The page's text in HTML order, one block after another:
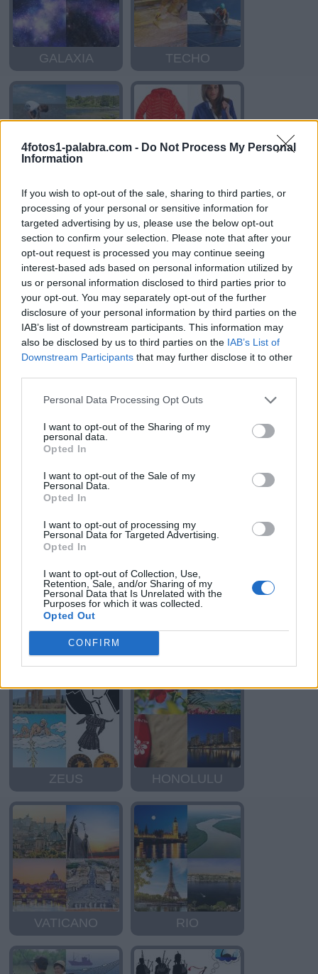
4fotos1-palabra.com - Do Not Process My Personal
Information
If you wish to opt-out of the sale, sharing to third parties, or
processing of your personal or sensitive information for
targeted advertising by us, please use the below opt-out
section to confirm your selection. Please note that after your
opt-out request is processed you may continue seeing
interest-based ads based on personal information utilized by
us or personal information disclosed to third parties prior to
your opt-out. You may separately opt-out of the further
disclosure of your personal information by third parties on the
IAB’s list of downstream participants. This information may
also be disclosed by us to third parties on the IAB’s List of
Downstream Participants that may further disclose it to other
Personal Data Processing Opt Outs
I want to opt-out of the Sharing of my
personal data.
Opted In
I want to opt-out of the Sale of my
Personal Data.
Opted In
I want to opt-out of processing my
Personal Data for Targeted Advertising.
Opted In
I want to opt-out of Collection, Use,
Retention, Sale, and/or Sharing of my
Personal Data that Is Unrelated with the
Purposes for which it was collected.
Opted Out
CONFIRM
GALAXIA TECHO
BAJAMAR CHAQUETA
GALERIA ABRUPTO
ZEPELIN
ALASKA AMERICA
ZEUS HONOLULU
VATICANO RIO